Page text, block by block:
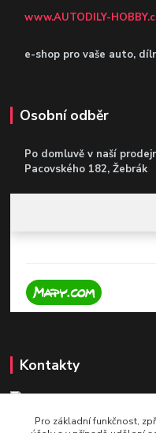
www.AUTODILY-
e-shop pro vaše auto,
Osobní odběr
Po domluvě v naší
Pacovského 182, Žebrák
Kontakty
+420 604 921 321
Pro základní funkčnost,